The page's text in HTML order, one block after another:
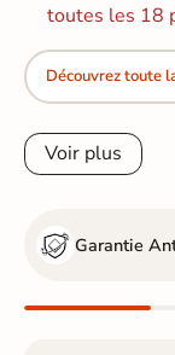
toutes les 18
Découvrez toute
Voir plus
Garantie